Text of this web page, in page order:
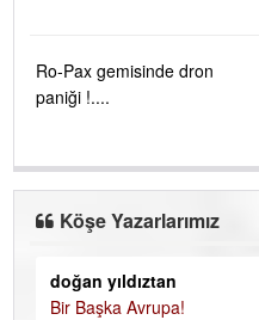
Ro-Pax gemisinde dron
paniği !....
Köşe Yazarlarımız
doğan yıldıztan
Bir Başka Avrupa!